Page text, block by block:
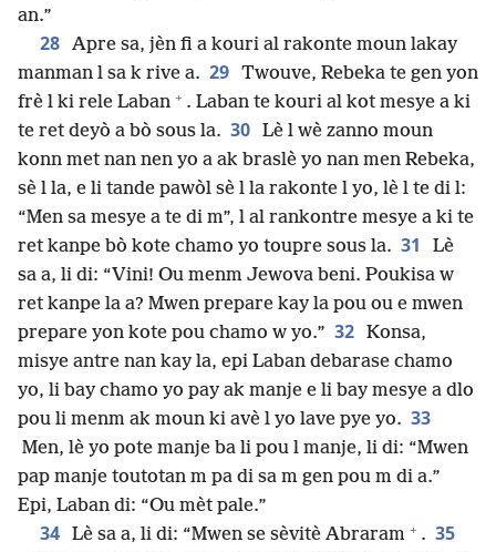
an.”
28 Apre sa, jèn fi a kouri al rakonte moun lakay
manman l sa k rive a. 29 Twouve, Rebeka te gen yon
frè l ki rele Laban + . Laban te kouri al kot mesye a ki
te ret deyò a bò sous la. 30 Lè l wè zanno moun
konn met nan nen yo a ak braslè yo nan men Rebeka,
sè l la, e li tande pawòl sè l la rakonte l yo, lè l te di l:
“Men sa mesye a te di m”, l al rankontre mesye a ki te
ret kanpe bò kote chamo yo toupre sous la. 31
Lè
sa a, li di: “Vini! Ou menm Jewova beni. Poukisa w
ret kanpe la a? Mwen prepare kay la pou ou e mwen
prepare yon kote pou chamo w yo.” 32 Konsa,
misye antre nan kay la, epi Laban debarase chamo
yo, li bay chamo yo pay ak manje e li bay mesye a dlo
pou li menm ak moun ki avè l yo lave pye yo. 33
Men, lè yo pote manje ba li pou l manje, li di: “Mwen
pap manje toutotan m pa di sa m gen pou m di a.”
Epi, Laban di: “Ou mèt pale.”
34 Lè sa a, li di: “Mwen se sèvitè Abraram + . 35